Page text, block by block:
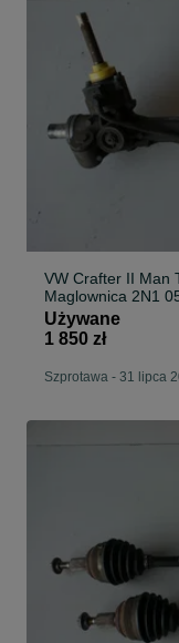
VW Crafter II Man
Maglownica 2N1
Używane
1 850 zł
Szprotawa - 31 lipca